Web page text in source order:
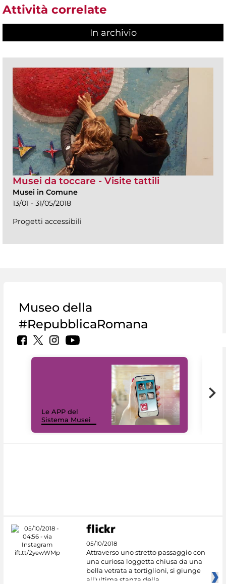
Attività correlate
In archivio
Musei da toccare - Visite tattili
Musei in Comune
13/01 - 31/05/2018
Progetti accessibili
Museo della
#RepubblicaRomana
Le APP del
Sistema Musei
05/10/2018
Attraverso uno stretto passaggio con
una curiosa loggetta chiusa da una
bella vetrata a tortiglioni, si giunge
all'ultima stanza della